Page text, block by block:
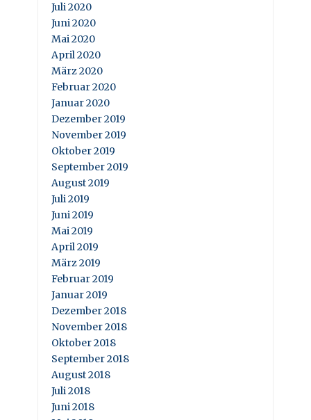
Juli 2020
Juni 2020
Mai 2020
April 2020
März 2020
Februar 2020
Januar 2020
Dezember 2019
November 2019
Oktober 2019
September 2019
August 2019
Juli 2019
Juni 2019
Mai 2019
April 2019
März 2019
Februar 2019
Januar 2019
Dezember 2018
November 2018
Oktober 2018
September 2018
August 2018
Juli 2018
Juni 2018